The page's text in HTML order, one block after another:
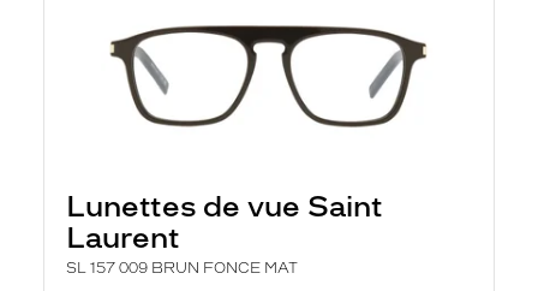
Lunettes de vue Saint
Laurent
SL 157 009 BRUN FONCE MAT